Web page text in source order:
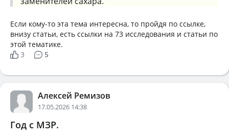
Если кому-то эта тема интересна, то пройдя по ссылке,
внизу статьи, есть ссылки на 73 исследования и статьи по
этой тематике.
3
5
Алексей Ремизов
17.05.2026 14:38
Год с МЗР.